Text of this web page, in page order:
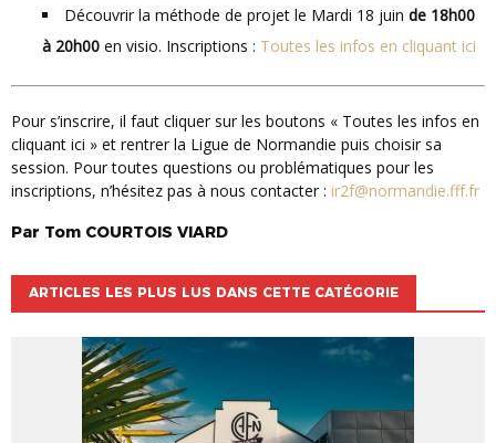
Découvrir la méthode de projet le Mardi 18 juin de 18h00
à 20h00 en visio. Inscriptions : Toutes les infos en cliquant ici
Pour s’inscrire, il faut cliquer sur les boutons « Toutes les infos en
cliquant ici » et rentrer la Ligue de Normandie puis choisir sa
session. Pour toutes questions ou problématiques pour les
inscriptions, n’hésitez pas à nous contacter : ir2f@normandie.fff.fr
Par Tom COURTOIS VIARD
ARTICLES LES PLUS LUS DANS CETTE CATÉGORIE